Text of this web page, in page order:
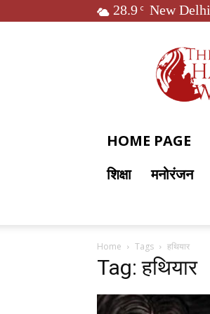
28.9 C New Delhi
World
HOME PAGE
शिक्षा
मनोरंजन
Home Tags हथियार
Tag: हथियार